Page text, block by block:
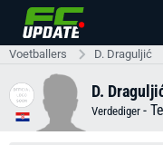
Voetballers D. Draguljić
D.
Verdediger -